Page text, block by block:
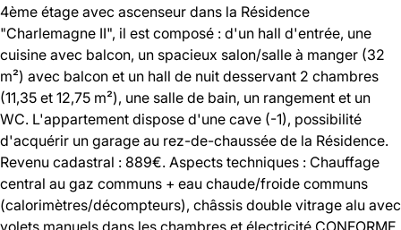
4ème étage avec ascenseur dans la Résidence
"Charlemagne II", il est composé : d'un hall d'entrée, une
cuisine avec balcon, un spacieux salon/salle à manger (32
m²) avec balcon et un hall de nuit desservant 2 chambres
(11,35 et 12,75 m²), une salle de bain, un rangement et un
WC. L'appartement dispose d'une cave (-1), possibilité
d'acquérir un garage au rez-de-chaussée de la Résidence.
Revenu cadastral : 889€. Aspects techniques : Chauffage
central au gaz communs + eau chaude/froide communs
(calorimètres/décompteurs), châssis double vitrage alu avec
volets manuels dans les chambres et électricité CONFORME.